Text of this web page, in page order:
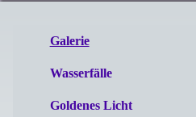
Galerie
Wasserfälle
Goldenes Licht